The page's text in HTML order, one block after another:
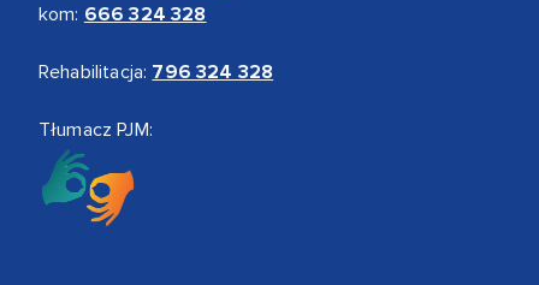
kom: 666 324 328
Rehabilitacja: 796 324 328
Tłumacz PJM: